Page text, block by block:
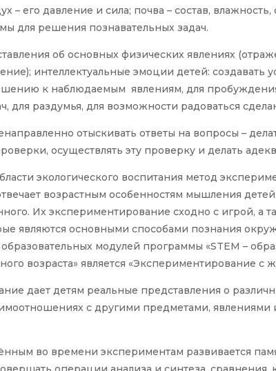
– его давление и сила; почва – состав,
для решения познавательных задач.
об основных физических явлениях
интеллектуальные эмоции детей:
к наблюдаемым явлениям, для
для раздумья, для возможности радоваться
отыскивать ответы на вопросы –
осуществлять эту проверку и делать
экологического воспитания метод
возрастным особенностям мышления
Их экспериментирование сходно с игрой, а
являются основными способами познания
модулей программы «STEM –
возраста» является «Экспериментирование
дает детям реальные представления о
с другими предметами, явлениями
во времени экспериментам развивается